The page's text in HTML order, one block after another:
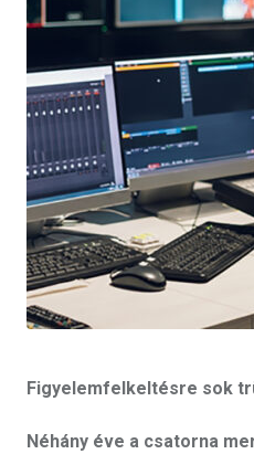
Figyelemfelkeltésre sok
Néhány éve a csatorna